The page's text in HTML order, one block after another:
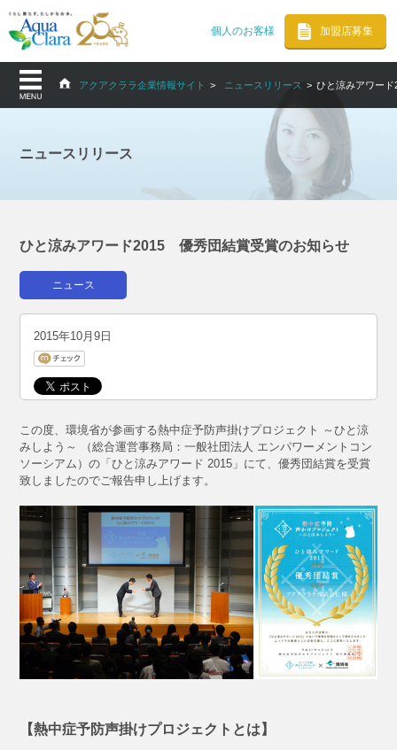
個人のお客様 加盟店募集
アクアクララ企業情報サイト ニュースリリース ひと涼みアワー
ニュースリリース
ひと涼みアワード2015 優秀団結賞受賞のお知らせ
ニュース
2015年10月9日
この度、環境省が参画する熱中症予防声掛けプロジェクト ～ひと涼
みしよう～ （総合運営事務局：一般社団法人 エンパワーメントコン
ソーシアム）の「ひと涼みアワード 2015」にて、優秀団結賞を受賞
致しましたのでご報告申し上げます。
【熱中症予防声掛けプロジェクトとは】